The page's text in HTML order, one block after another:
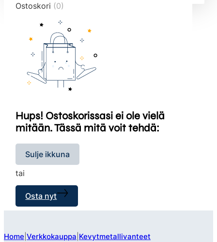
Ostoskori (0)
Hups! Ostoskorissasi ei ole vielä
mitään. Tässä mitä voit tehdä:
Sulje ikkuna
tai
Osta nyt
Home Verkkokauppa Kevytmetallivanteet